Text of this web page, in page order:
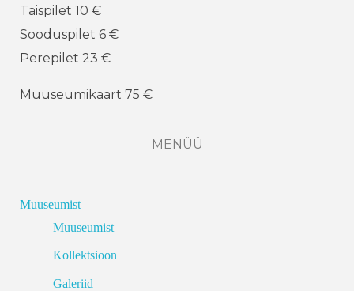
Täispilet 10 €
Sooduspilet 6 €
Perepilet 23 €
Muuseumikaart 75 €
MENÜÜ
Muuseumist
Muuseumist
Kollektsioon
Galeriid